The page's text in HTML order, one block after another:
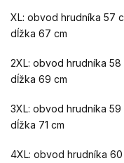
XL: obvod hrudníka 57
dĺžka 67 cm
2XL: obvod hrudníka
dĺžka 69 cm
3XL: obvod hrudníka
dĺžka 71 cm
4XL: obvod hrudníka